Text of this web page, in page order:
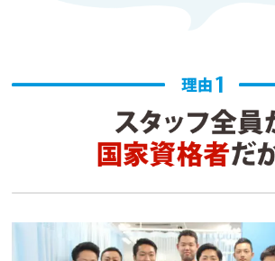
4 か月前
約1ヶ月前から通い始めました。
せてスケジュールを提案していた
特に、いつも担当してくださって
丁寧で、痛みの原因や体の状態に